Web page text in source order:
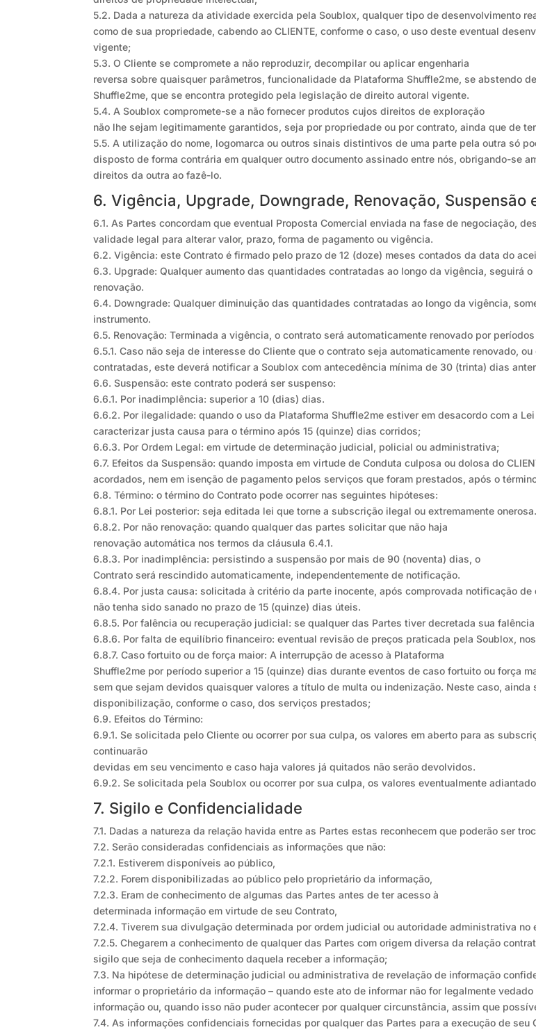
5.2. Dada a natureza da atividade exercida pela Soublox, qualquer tipo de desenvolvimento
como de sua propriedade, cabendo ao CLIENTE, conforme o caso, o uso deste eventual
vigente;
5.3. O Cliente se compromete a não reproduzir, decompilar ou aplicar engenharia
reversa sobre quaisquer parâmetros, funcionalidade da Plataforma Shuffle2me, se abstendo
Shuffle2me, que se encontra protegido pela legislação de direito autoral vigente.
5.4. A Soublox compromete-se a não fornecer produtos cujos direitos de exploração
não lhe sejam legitimamente garantidos, seja por propriedade ou por contrato, ainda que de
5.5. A utilização do nome, logomarca ou outros sinais distintivos de uma parte pela outra só
disposto de forma contrária em qualquer outro documento assinado entre nós, obrigando-se
direitos da outra ao fazê-lo.
6. Vigência, Upgrade, Downgrade, Renovação, Suspensão
6.1. As Partes concordam que eventual Proposta Comercial enviada na fase de negociação,
validade legal para alterar valor, prazo, forma de pagamento ou vigência.
6.2. Vigência: este Contrato é firmado pelo prazo de 12 (doze) meses contados da data do
6.3. Upgrade: Qualquer aumento das quantidades contratadas ao longo da vigência, seguirá
renovação.
6.4. Downgrade: Qualquer diminuição das quantidades contratadas ao longo da vigência,
instrumento.
6.5. Renovação: Terminada a vigência, o contrato será automaticamente renovado por
6.5.1. Caso não seja de interesse do Cliente que o contrato seja automaticamente renovado,
contratadas, este deverá notificar a Soublox com antecedência mínima de 30 (trinta) dias
6.6. Suspensão: este contrato poderá ser suspenso:
6.6.1. Por inadimplência: superior a 10 (dias) dias.
6.6.2. Por ilegalidade: quando o uso da Plataforma Shuffle2me estiver em desacordo com a
caracterizar justa causa para o término após 15 (quinze) dias corridos;
6.6.3. Por Ordem Legal: em virtude de determinação judicial, policial ou administrativa;
6.7. Efeitos da Suspensão: quando imposta em virtude de Conduta culposa ou dolosa do
acordados, nem em isenção de pagamento pelos serviços que foram prestados, após o
6.8. Término: o término do Contrato pode ocorrer nas seguintes hipóteses:
6.8.1. Por Lei posterior: seja editada lei que torne a subscrição ilegal ou extremamente onerosa.
6.8.2. Por não renovação: quando qualquer das partes solicitar que não haja
renovação automática nos termos da cláusula 6.4.1.
6.8.3. Por inadimplência: persistindo a suspensão por mais de 90 (noventa) dias, o
Contrato será rescindido automaticamente, independentemente de notificação.
6.8.4. Por justa causa: solicitada à critério da parte inocente, após comprovada notificação
não tenha sido sanado no prazo de 15 (quinze) dias úteis.
6.8.5. Por falência ou recuperação judicial: se qualquer das Partes tiver decretada sua
6.8.6. Por falta de equilíbrio financeiro: eventual revisão de preços praticada pela Soublox,
6.8.7. Caso fortuito ou de força maior: A interrupção de acesso à Plataforma
Shuffle2me por período superior a 15 (quinze) dias durante eventos de caso fortuito ou força
sem que sejam devidos quaisquer valores a título de multa ou indenização. Neste caso,
disponibilização, conforme o caso, dos serviços prestados;
6.9. Efeitos do Término:
6.9.1. Se solicitada pelo Cliente ou ocorrer por sua culpa, os valores em aberto para as
continuarão
devidas em seu vencimento e caso haja valores já quitados não serão devolvidos.
6.9.2. Se solicitada pela Soublox ou ocorrer por sua culpa, os valores eventualmente
7. Sigilo e Confidencialidade
7.1. Dadas a natureza da relação havida entre as Partes estas reconhecem que poderão ser
7.2. Serão consideradas confidenciais as informações que não:
7.2.1. Estiverem disponíveis ao público,
7.2.2. Forem disponibilizadas ao público pelo proprietário da informação,
7.2.3. Eram de conhecimento de algumas das Partes antes de ter acesso à
determinada informação em virtude de seu Contrato,
7.2.4. Tiverem sua divulgação determinada por ordem judicial ou autoridade administrativa no
7.2.5. Chegarem a conhecimento de qualquer das Partes com origem diversa da relação
sigilo que seja de conhecimento daquela receber a informação;
7.3. Na hipótese de determinação judicial ou administrativa de revelação de informação
informar o proprietário da informação – quando este ato de informar não for legalmente
informação ou, quando isso não puder acontecer por qualquer circunstância, assim que
7.4. As informações confidenciais fornecidas por qualquer das Partes para a execução de